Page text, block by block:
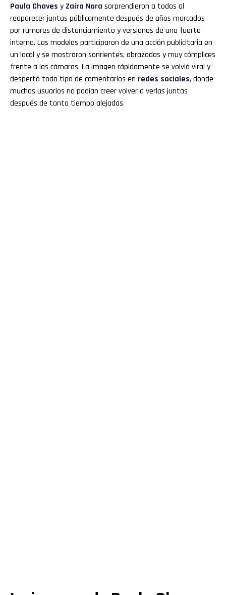
Paula Chaves y Zaira Nara sorprendieron a todos al
reaparecer juntas públicamente después de años marcados
por rumores de distanciamiento y versiones de una fuerte
interna. Las modelos participaron de una acción publicitaria en
un local y se mostraron sonrientes, abrazadas y muy cómplices
frente a las cámaras. La imagen rápidamente se volvió viral y
despertó todo tipo de comentarios en redes sociales, donde
muchos usuarios no podían creer volver a verlas juntas
después de tanto tiempo alejadas.